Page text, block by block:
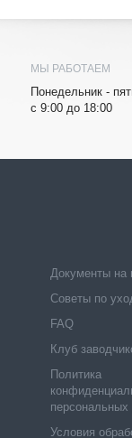
МЫ РАБОТАЕМ
Понедельник -
с 9:00 до 18:00
Документы на
Советы по
FAQ
Клуб
Политика
Условия